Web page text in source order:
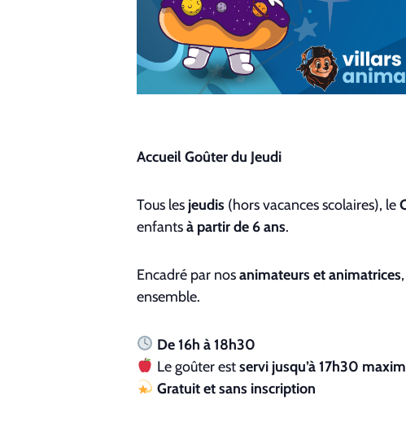
Accueil Goûter du Jeudi
Tous les jeudis (hors vacances scolaires), le
enfantsà partir de 6 ans.
Encadré par nosanimateurs et animatrices
ensemble.
De 16h à 18h30
Le goûter estservi jusqu’à 17h30
Gratuit et sans inscription